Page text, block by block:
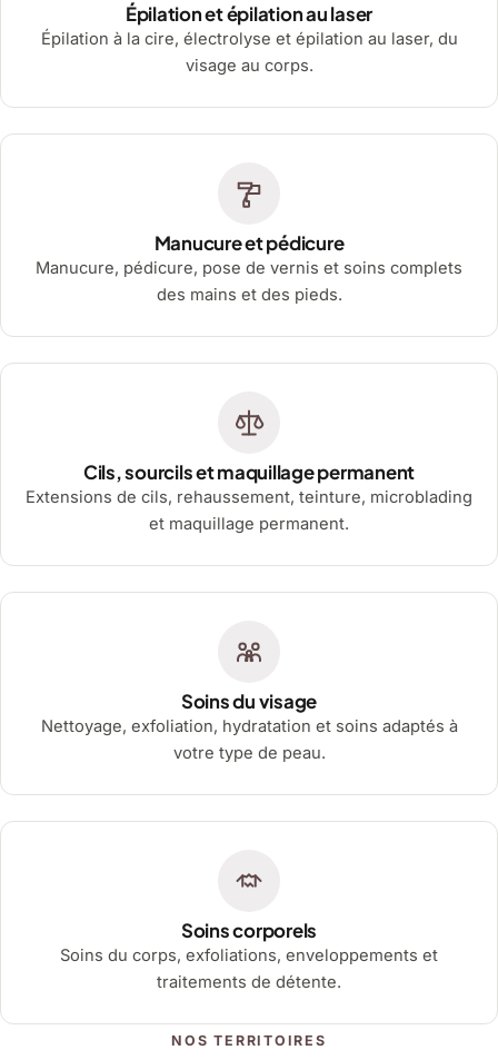
Épilation et épilation au laser
Épilation à la cire, électrolyse et épilation au laser, du
visage au corps.
Manucure et pédicure
Manucure, pédicure, pose de vernis et soins complets
des mains et des pieds.
Cils, sourcils et maquillage permanent
Extensions de cils, rehaussement, teinture, microblading
et maquillage permanent.
Soins du visage
Nettoyage, exfoliation, hydratation et soins adaptés à
votre type de peau.
Soins corporels
Soins du corps, exfoliations, enveloppements et
traitements de détente.
NOS TERRITOIRES